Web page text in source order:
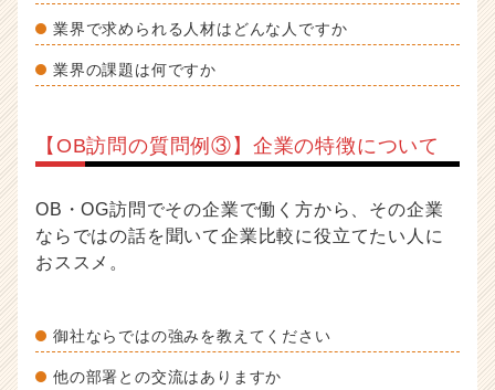
業界で求められる人材はどんな人ですか
業界の課題は何ですか
【OB訪問の質問例③】企業の特徴について
OB・OG訪問でその企業で働く方から、その企業
ならではの話を聞いて企業比較に役立てたい人に
おススメ。
御社ならではの強みを教えてください
他の部署との交流はありますか